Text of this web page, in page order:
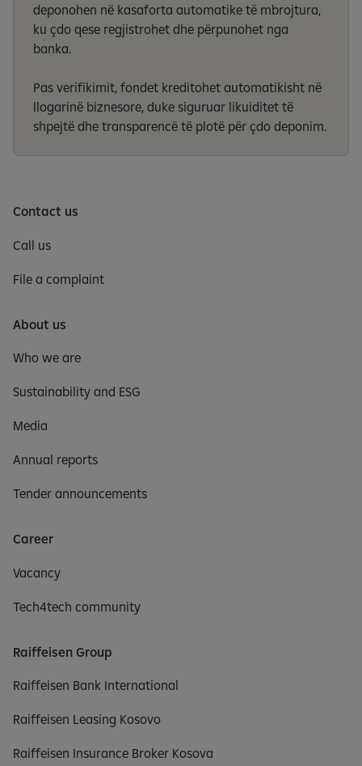
deponohen në kasaforta automatike të mbrojtura,
ku çdo qese regjistrohet dhe përpunohet nga
banka.
Pas verifikimit, fondet kreditohet automatikisht në
llogarinë biznesore, duke siguruar likuiditet të
shpejtë dhe transparencë të plotë për çdo deponim.
Contact us
Call us
File a complaint
About us
Who we are
Sustainability and ESG
Media
Annual reports
Tender announcements
Career
Vacancy
Tech4tech community
Raiffeisen Group
Raiffeisen Bank International
Raiffeisen Leasing Kosovo
Raiffeisen Insurance Broker Kosova